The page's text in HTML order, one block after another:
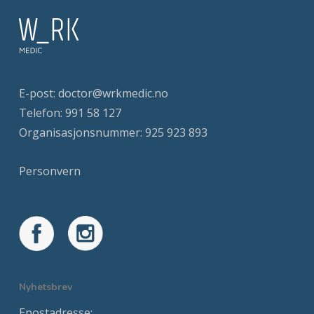
E-post: doctor@wrkmedic.no
Telefon: 991 58 127
Organisasjonsnummer: 925 923 893
Personvern
Nyhetsbrev